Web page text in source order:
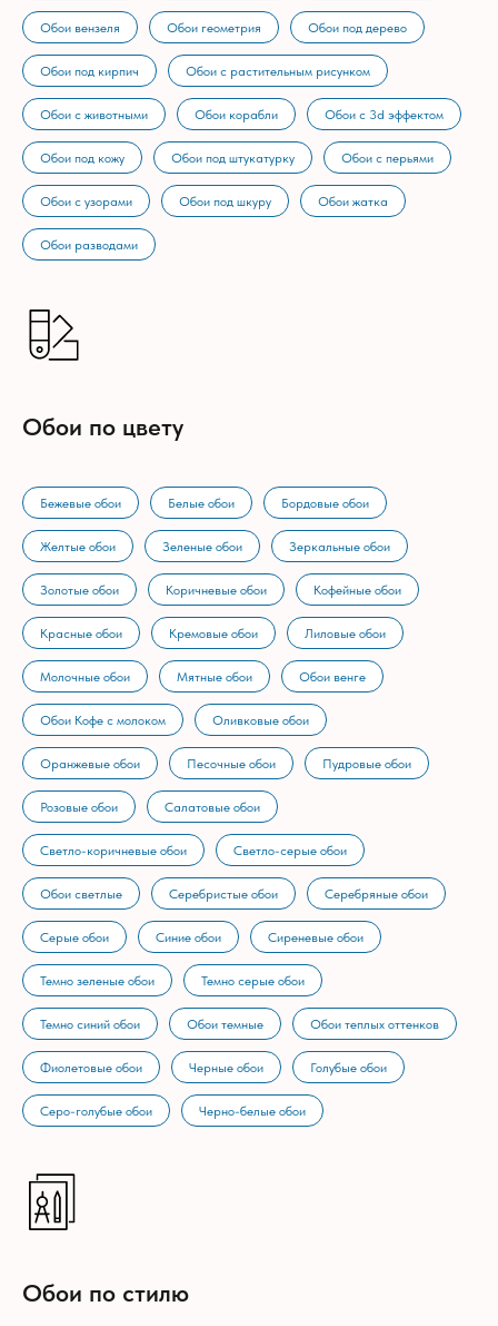
Обои вензеля Обои геометрия Обои под дерево
Обои под кирпич Обои с растительным рисунком
Обои с животными Обои корабли Обои с 3d эффектом
Обои под кожу Обои под штукатурку Обои с перьями
Обои с узорами Обои под шкуру Обои жатка
Обои разводами
Обои по цвету
Бежевые обои Белые обои Бордовые обои
Желтые обои Зеленые обои Зеркальные обои
Золотые обои Коричневые обои Кофейные обои
Красные обои Кремовые обои Лиловые обои
Молочные обои Мятные обои Обои венге
Обои Кофе с молоком Оливковые обои
Оранжевые обои Песочные обои Пудровые обои
Розовые обои Салатовые обои
Светло-коричневые обои Светло-серые обои
Обои светлые Серебристые обои Серебряные обои
Серые обои Синие обои Сиреневые обои
Темно зеленые обои Темно серые обои
Темно синий обои Обои темные Обои теплых оттенков
Фиолетовые обои Черные обои Голубые обои
Серо-голубые обои Черно-белые обои
Обои по стилю